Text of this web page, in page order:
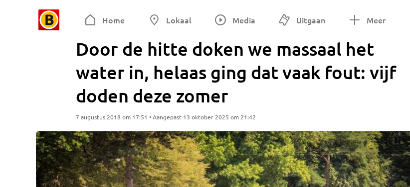
Home Lokaal Media Uitgaan Meer
Door de hitte doken we massaal het
water in, helaas ging dat vaak fout: vijf
doden deze zomer
7 augustus 2018 om 17:51 • Aangepast 13 oktober 2025 om 21:42